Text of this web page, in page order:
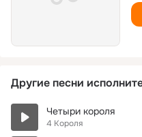
Другие песни
Четыри короля
4 Короля